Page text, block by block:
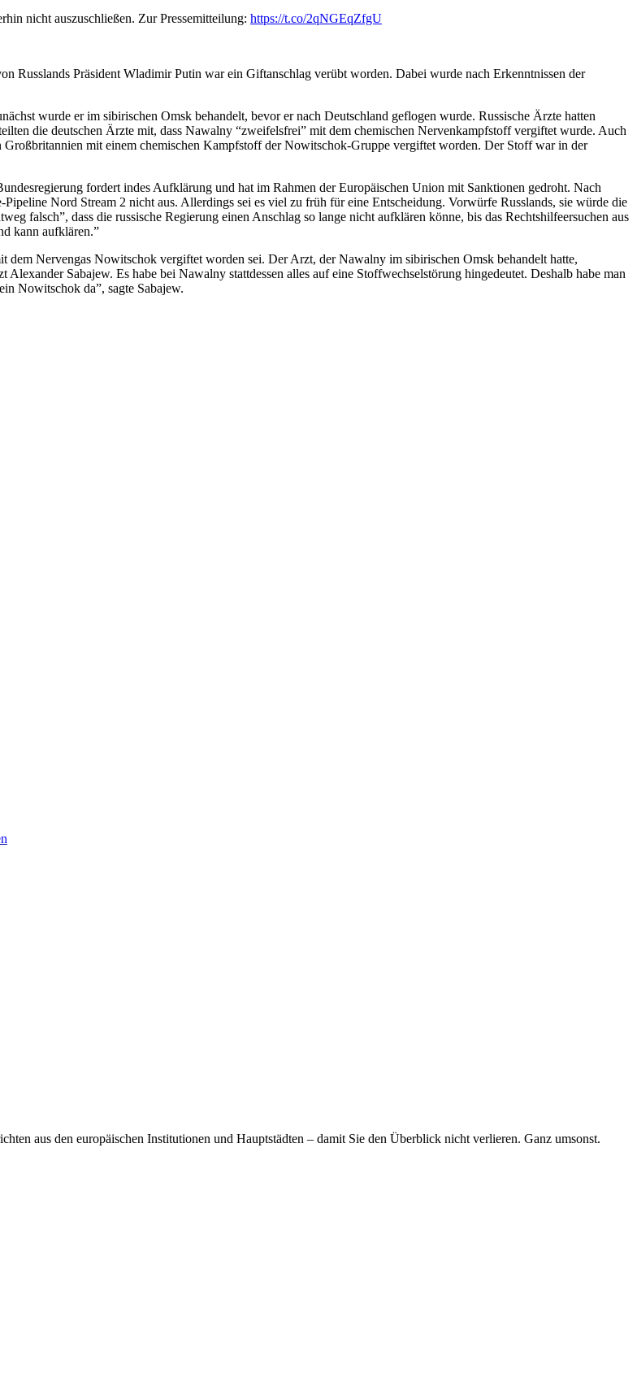
nicht auszuschließen. Zur Pressemitteilung: https://t.co/2qNGEqZfgU
Präsident Wladimir Putin war ein Giftanschlag verübt worden. Dabei wurde nach Erkenntnissen der
wurde er im sibirischen Omsk behandelt, bevor er nach Deutschland geflogen wurde. Russische Ärzte hatten
die deutschen Ärzte mit, dass Nawalny “zweifelsfrei” mit dem chemischen Nervenkampfstoff vergiftet wurde. Auch
mit einem chemischen Kampfstoff der Nowitschok-Gruppe vergiftet worden. Der Stoff war in der
fordert indes Aufklärung und hat im Rahmen der Europäischen Union mit Sanktionen gedroht. Nach
Nord Stream 2 nicht aus. Allerdings sei es viel zu früh für eine Entscheidung. Vorwürfe Russlands, sie würde die
falsch”, dass die russische Regierung einen Anschlag so lange nicht aufklären könne, bis das Rechtshilfeersuchen aus
kann aufklären.”
dem Nervengas Nowitschok vergiftet worden sei. Der Arzt, der Nawalny im sibirischen Omsk behandelt hatte,
Sabajew. Es habe bei Nawalny stattdessen alles auf eine Stoffwechselstörung hingedeutet. Deshalb habe man
Nowitschok da”, sagte Sabajew.
aus den europäischen Institutionen und Hauptstädten – damit Sie den Überblick nicht verlieren. Ganz umsonst.